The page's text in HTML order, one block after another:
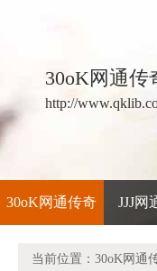
30oK网通传
http://
30oK网通传奇 JJJ网
当前位置： 30oK网通